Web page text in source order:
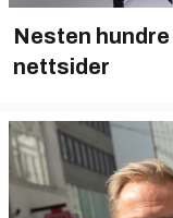
Nesten
nettsider